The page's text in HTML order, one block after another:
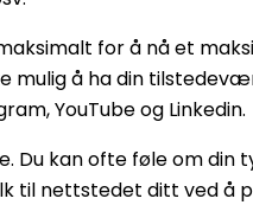
for å nå et
mulig å ha din
YouTube og Linkedin.
Du kan ofte føle om din
til nettstedet ditt ved å